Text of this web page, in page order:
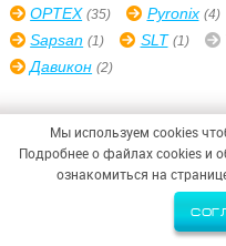
OPTEX (35) Pyronix (4)
Sapsan (1) SLT (1)
Давикон (2)
© 2026,ООО
Политика
Мы используем cookies
Подробнее о файлах cookies и
ознакомиться на